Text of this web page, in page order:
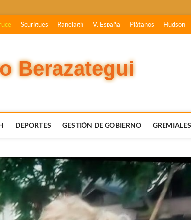
Sourigues Ranelagh V. España Plátanos Hudson
Berazategui
DEPORTES GESTIÓN DE GOBIERNO GREMIALES